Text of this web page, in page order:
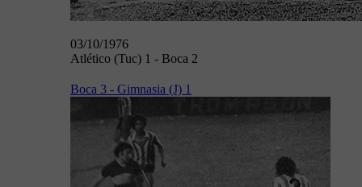
03/10/1976
Atlético (Tuc) 1 - Boca 2
Boca 3 - Gimnasia (J) 1